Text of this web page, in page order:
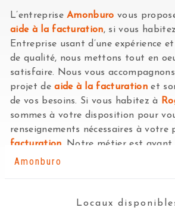
Amonburo
Locaux
L’entrepriseAmonburo vous
aide à la facturation, si vous
Entreprise usant d’une expérience
de qualité, nous mettons tout en
satisfaire. Nous vous
projet deaide à la facturationet
de vos besoins. Si vous habitez à
sommes à votre disposition pour
renseignements nécessaires à
facturation . Notre métier est
passion et le partager avec vous